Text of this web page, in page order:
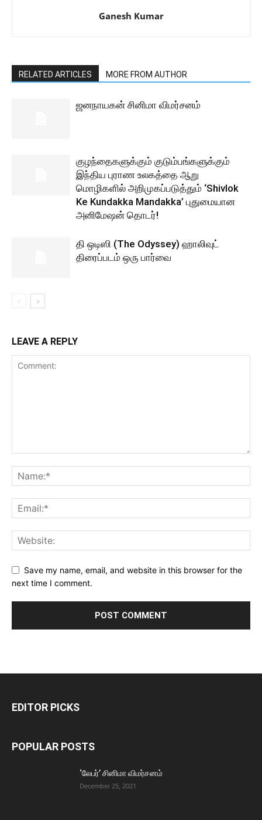
Ganesh Kumar
RELATED ARTICLES MORE FROM AUTHOR
ஜனநாயகன் சினிமா விமர்சனம்
குழந்தைகளுக்கும் குடும்பங்களுக்கும்
இந்திய புராண உலகத்தை ஆறு
மொழிகளில் அறிமுகப்படுத்தும் ‘Shivlok
Ke Kundakka Mandakka’ புதுமையான
அனிமேஷன் தொடர்!
தி ஒடிஸி (The Odyssey) ஹாலிவுட்
திரைப்படம் ஒரு பார்வை
LEAVE A REPLY
Save my name, email, and website in this browser for the
next time I comment.
EDITOR PICKS
POPULAR POSTS
‘லேபர்’ சினிமா விமர்சனம்
December 25, 2021